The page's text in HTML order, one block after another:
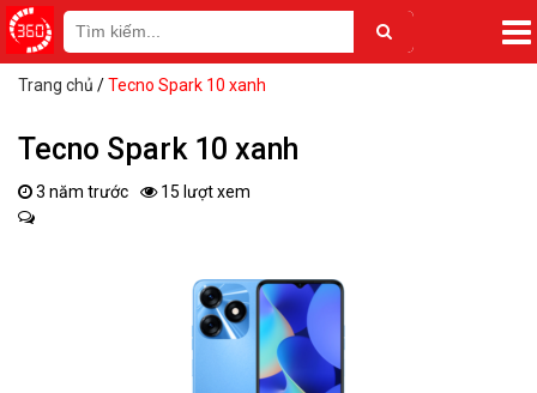
Trang chủ /Tecno Spark 10 xanh
Tecno Spark 10 xanh
3 năm trước 15 lượt xem